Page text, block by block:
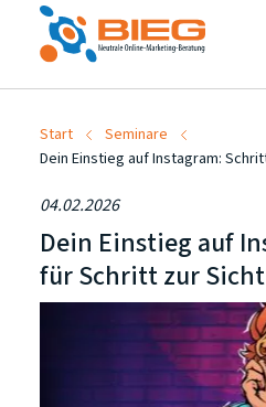
Start
Seminare
Dein Einstieg auf Instagram:
04.02.2026
Dein Einstieg auf
für Schritt zur